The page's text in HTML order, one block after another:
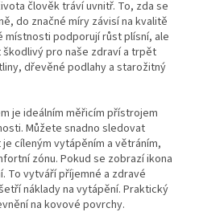
člověk tráví uvnitř. To, zda se
do značné míry závisí na kvalitě
místnosti podporují růst plísní, ale
pro naše zdraví a trpět
dřevěné podlahy a starožitný
je ideálním měřicím přístrojem
Můžete snadno sledovat
cíleným vytápěním a větráním,
zónu. Pokud se zobrazí ikona
To vytváří příjemné a zdravé
náklady na vytápění. Praktický
na kovové povrchy.